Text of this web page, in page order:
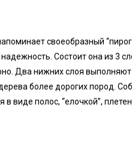
своеобразный
Состоит она из 3
Два нижних слоя
более дорогих пород.
виде полос, “елочкой”,